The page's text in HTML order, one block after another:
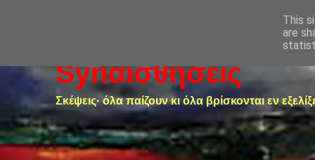
Synαισθήσεις
Σκέψεις· όλα παίζουν κι όλα βρίσκονται εν
This
are